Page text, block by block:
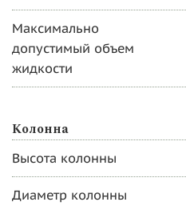
Максимально
допустимый объем
жидкости
Колонна
Высота колонны
Диаметр колонны